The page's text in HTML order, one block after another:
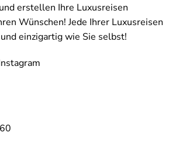
erstellen Ihre Luxusreisen
Wünschen! Jede Ihrer Luxusreisen
einzigartig wie Sie selbst!